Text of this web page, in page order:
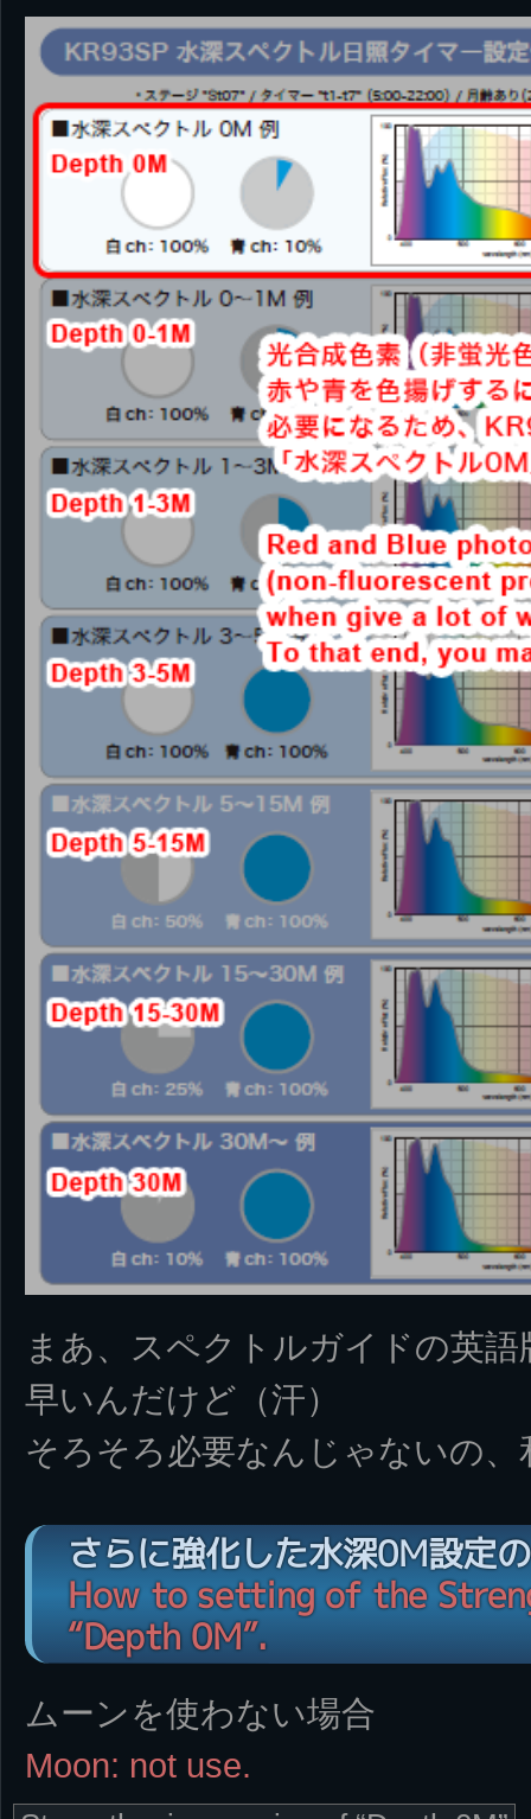
まあ、スペクトルガイドの英
早いんだけど（汗）
そろそろ必要なんじゃないの、
さらに強化した水深0M設定
How to setting of the
“Depth 0M”.
ムーンを使わない場合
Moon: not use.